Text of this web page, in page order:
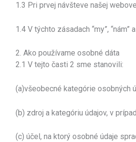
1.3 Pri prvej návšteve našej
1.4 V týchto zásadach “my”,
2. Ako používame osobné dáta
2.1 V tejto časti 2 sme stanovili:
(a)všeobecné kategórie osobných
(b) zdroj a kategóriu údajov, v
(c) účel, na ktorý osobné údaje